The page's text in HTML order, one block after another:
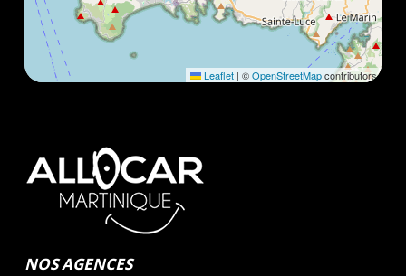
Leaflet | ©OpenStreetMapcontributors
NOS AGENCES